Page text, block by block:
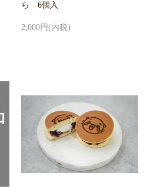
ら 6個入
2,000円(内税)